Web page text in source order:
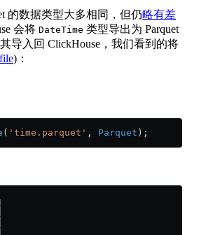
的数据类型大多相同，但仍略有差
会将 DateTime 类型导出为 Parquet
导入回 ClickHouse，我们看到的将
)：
( 'time.parquet' , Parquet );